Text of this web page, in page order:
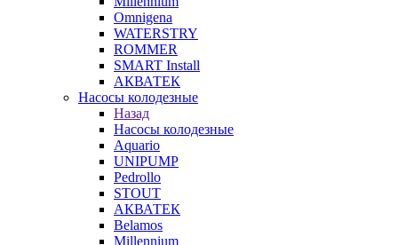
Omnigena
WATERSTRY
ROMMER
SMART Install
АКВАТЕК
Насосы колодезные
Назад
Насосы колодезные
Aquario
UNIPUMP
Pedrollo
STOUT
АКВАТЕК
Belamos
Millennium